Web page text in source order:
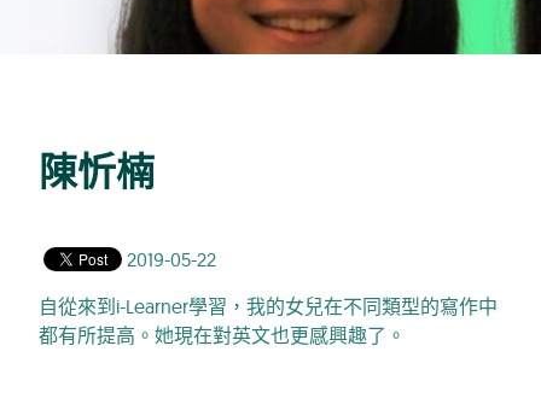
陳忻楠
2019-05-22
自從來到i-Learner學習，我的女兒在不同類型的寫作中
都有所提高。她現在對英文也更感興趣了。